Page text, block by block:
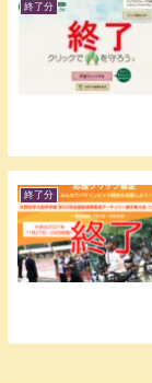
終了分
終了分